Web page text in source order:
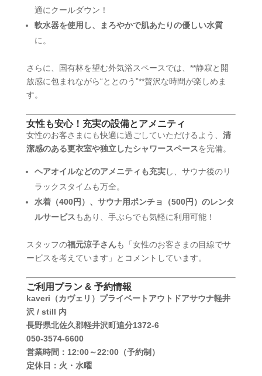
適にクールダウン！
軟水器を使用し、まろやかで肌あたりの優しい水質
に。
さらに、国有林を望む外気浴スペースでは、**静寂と開
放感に包まれながら“ととのう”**贅沢な時間が楽しめま
す。
女性も安心！充実の設備とアメニティ
女性のお客さまにも快適に過ごしていただけるよう、 清
潔感のある更衣室や独立したシャワースペースを完備。
ヘアオイルなどのアメニティも充実し、サウナ後のリ
ラックスタイムも万全。
水着（400円）、サウナ用ポンチョ（500円）のレンタ
ルサービスもあり、手ぶらでも気軽に利用可能！
スタッフの福元涼子さんも「女性のお客さまの目線でサ
ービスを考えています」とコメントしています。
ご利用プラン & 予約情報
kaveri（カヴェリ）プライベートアウトドアサウナ軽井
沢 / still 内
長野県北佐久郡軽井沢町追分1372-6
050-3574-6600
営業時間：12:00～22:00（予約制）
定休日：火・水曜